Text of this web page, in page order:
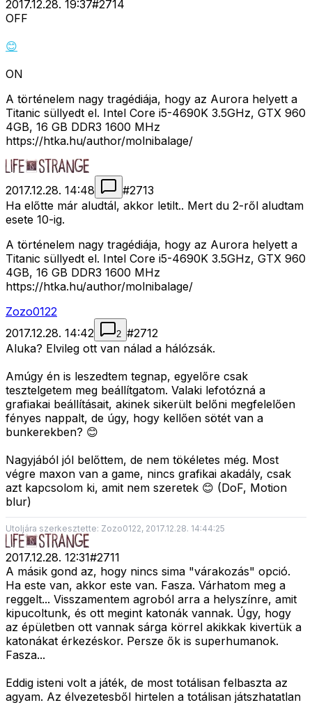
2017.12.28. 19:37#2714
OFF
😊
ON
A történelem nagy tragédiája, hogy az Aurora helyett a
Titanic süllyedt el. Intel Core i5-4690K 3.5GHz, GTX 960
4GB, 16 GB DDR3 1600 MHz
https://htka.hu/author/molnibalage/
2017.12.28. 14:48 #2713
Ha előtte már aludtál, akkor letilt.. Mert du 2-ről aludtam
esete 10-ig.
A történelem nagy tragédiája, hogy az Aurora helyett a
Titanic süllyedt el. Intel Core i5-4690K 3.5GHz, GTX 960
4GB, 16 GB DDR3 1600 MHz
https://htka.hu/author/molnibalage/
Zozo0122
2017.12.28. 14:42
2 #2712
Aluka? Elvileg ott van nálad a hálózsák.
Amúgy én is leszedtem tegnap, egyelőre csak
tesztelgetem meg beállítgatom. Valaki lefotózná a
grafiakai beállításait, akinek sikerült belőni megfelelően
fényes nappalt, de úgy, hogy kellően sötét van a
bunkerekben? 😊
Nagyjából jól belőttem, de nem tökéletes még. Most
végre maxon van a game, nincs grafikai akadály, csak
azt kapcsolom ki, amit nem szeretek 😊 (DoF, Motion
blur)
Utoljára szerkesztette: Zozo0122, 2017.12.28. 14:44:25
2017.12.28. 12:31#2711
A másik gond az, hogy nincs sima "várakozás" opció.
Ha este van, akkor este van. Fasza. Várhatom meg a
reggelt... Visszamentem agroból arra a helyszínre, amit
kipucoltunk, és ott megint katonák vannak. Úgy, hogy
az épületben ott vannak sárga körrel akikkak kivertük a
katonákat érkezéskor. Persze ők is superhumanok.
Fasza...
Eddig isteni volt a játék, de most totálisan felbaszta az
agyam. Az élvezetesből hirtelen a totálisan játszhatatlan